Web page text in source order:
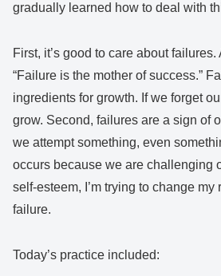
gradually learned how to deal with
First, it’s good to care about
“Failure is the mother of success.”
ingredients for growth. If we forget
grow. Second, failures are a sign of
we attempt something, even
occurs because we are challenging
self-esteem, I’m trying to change
failure.
Today’s practice included: